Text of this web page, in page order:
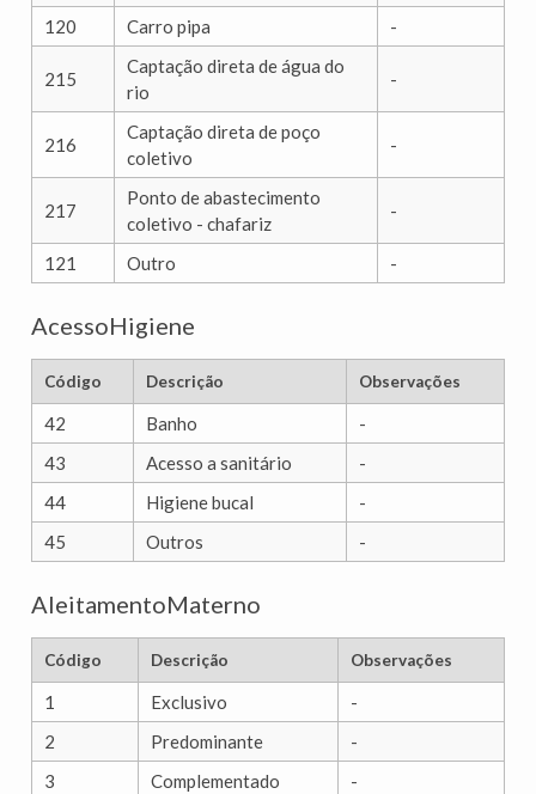
120
Carro pipa -
215
Captação direta de água do
rio
-
216
Captação direta de poço
coletivo
-
217
Ponto de abastecimento
coletivo - chafariz
-
121 Outro -
AcessoHigiene
Código Descrição Observações
42 Banho
-
43
Acesso a sanitário
-
44
Higiene bucal
-
45
Outros -
AleitamentoMaterno
Código Descrição Observações
1 Exclusivo
-
2
Predominante
-
3
Complementado
-